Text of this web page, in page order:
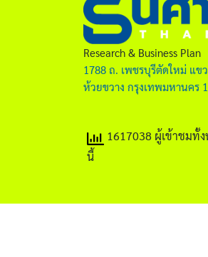
Research & Business Plan
1788 ถ. เพชรบุรีตัดใหม่ แข
ห้วยขวาง กรุงเทพมหานคร
1617038 ผู้เข้าชมทั้
นี้